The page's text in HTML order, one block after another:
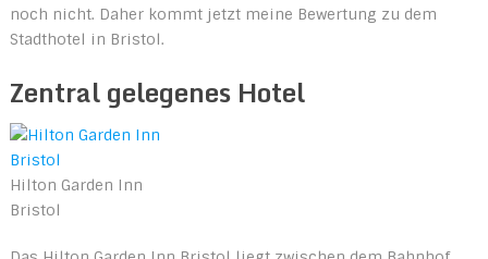
noch nicht. Daher kommt jetzt meine Bewertung zu dem
Stadthotel in Bristol.
Zentral gelegenes Hotel
Hilton Garden Inn
Bristol